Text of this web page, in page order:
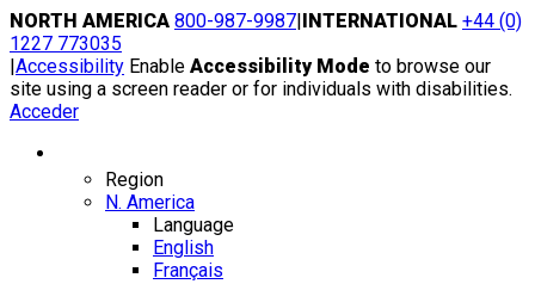
Skip
to
content
NORTH AMERICA 800-987-9987|INTERNATIONAL +44 (0)
1227 773035
|Accessibility Enable Accessibility Mode to browse our
site using a screen reader or for individuals with disabilities.
Acceder
Region
N. America
Language
English
Français